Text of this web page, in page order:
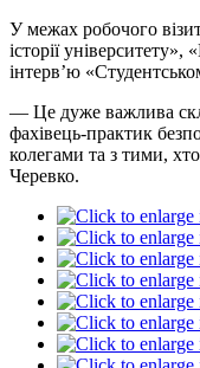
У межах робочого
історії
інтерв’ю
— Це дуже важлива
фахівець-практик
колегами та з тими,
Черевко.